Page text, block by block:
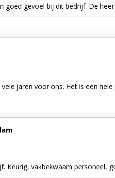
goed gevoel bij dit bedrijf. De
jaren voor ons. Het is een
Keurig, vakbekwaam personeel,